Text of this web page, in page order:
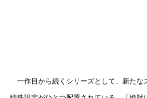
一作目から続くシリーズとして、新たな